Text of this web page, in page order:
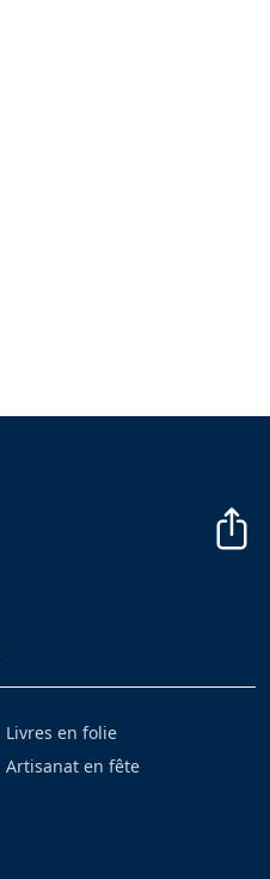
Livres en folie
Artisanat en fête